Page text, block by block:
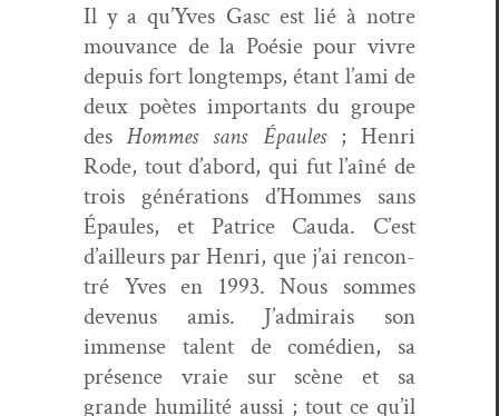
Il y a qu’Yves Gasc est lié à notre
mou­vance de la Poésie pour vivre
depuis fort longtemps, étant l’ami de
deux poètes impor­tants du groupe
desHommes sans Épaules; Hen­ri
Rode, tout d’abord, qui fut l’aîné de
trois généra­tions d’Hommes sans
Épaules, et Patrice Cau­da. C’est
d’ailleurs par Hen­ri, que j’ai ren­con­
tré Yves en 1993. Nous sommes
devenus amis. J’admirais son
immense tal­ent de comé­di­en, sa
présence vraie sur scène et sa
grande humil­ité aus­si ; tout ce qu’il